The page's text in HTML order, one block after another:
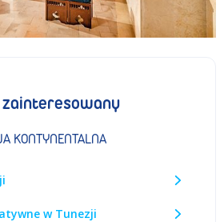
zainteresowany
KONTYNENTALNA
w Tunezji